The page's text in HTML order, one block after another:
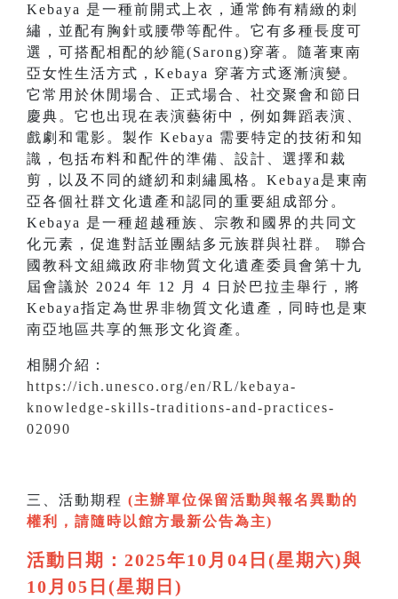
Kebaya 是一種前開式上衣，通常飾有精緻的刺
繡，並配有胸針或腰帶等配件。它有多種長度可
選，可搭配相配的紗籠(Sarong)穿著。隨著東南
亞女性生活方式，Kebaya 穿著方式逐漸演變。
它常用於休閒場合、正式場合、社交聚會和節日
慶典。它也出現在表演藝術中，例如舞蹈表演、
戲劇和電影。製作 Kebaya 需要特定的技術和知
識，包括布料和配件的準備、設計、選擇和裁
剪，以及不同的縫紉和刺繡風格。Kebaya是東南
亞各個社群文化遺產和認同的重要組成部分。
Kebaya 是一種超越種族、宗教和國界的共同文
化元素，促進對話並團結多元族群與社群。 聯合
國教科文組織政府非物質文化遺產委員會第十九
屆會議於 2024 年 12 月 4 日於巴拉圭舉行，將
Kebaya指定為世界非物質文化遺產，同時也是東
南亞地區共享的無形文化資產。
相關介紹：
https://ich.unesco.org/en/RL/kebaya-
knowledge-skills-traditions-and-practices-
02090
三、活動期程 (主辦單位保留活動與報名異動的
權利，請隨時以館方最新公告為主)
活動日期：2025年10月04日(星期六)與
10月 05日(星期日)